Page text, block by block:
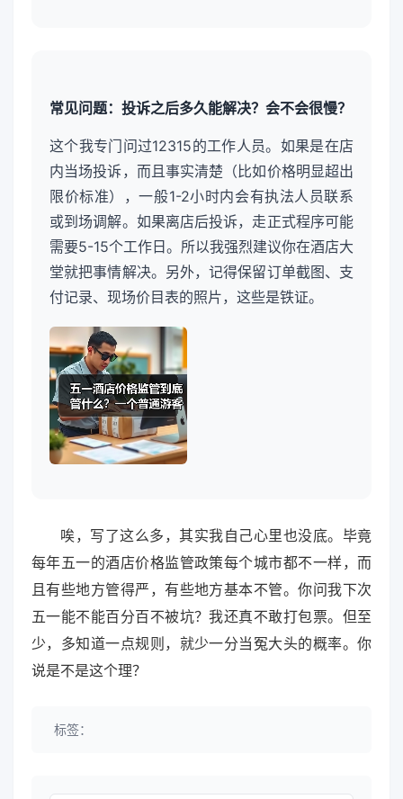
常见问题：投诉之后多久能解决？会不会很慢？
这个我专门问过12315的工作人员。如果是在店
内当场投诉，而且事实清楚（比如价格明显超出
限价标准），一般1-2小时内会有执法人员联系
或到场调解。如果离店后投诉，走正式程序可能
需要5-15个工作日。所以我强烈建议你在酒店大
堂就把事情解决。另外，记得保留订单截图、支
付记录、现场价目表的照片，这些是铁证。
唉，写了这么多，其实我自己心里也没底。毕竟
每年五一的酒店价格监管政策每个城市都不一样，而
且有些地方管得严，有些地方基本不管。你问我下次
五一能不能百分百不被坑？我还真不敢打包票。但至
少，多知道一点规则，就少一分当冤大头的概率。你
说是不是这个理？
标签：